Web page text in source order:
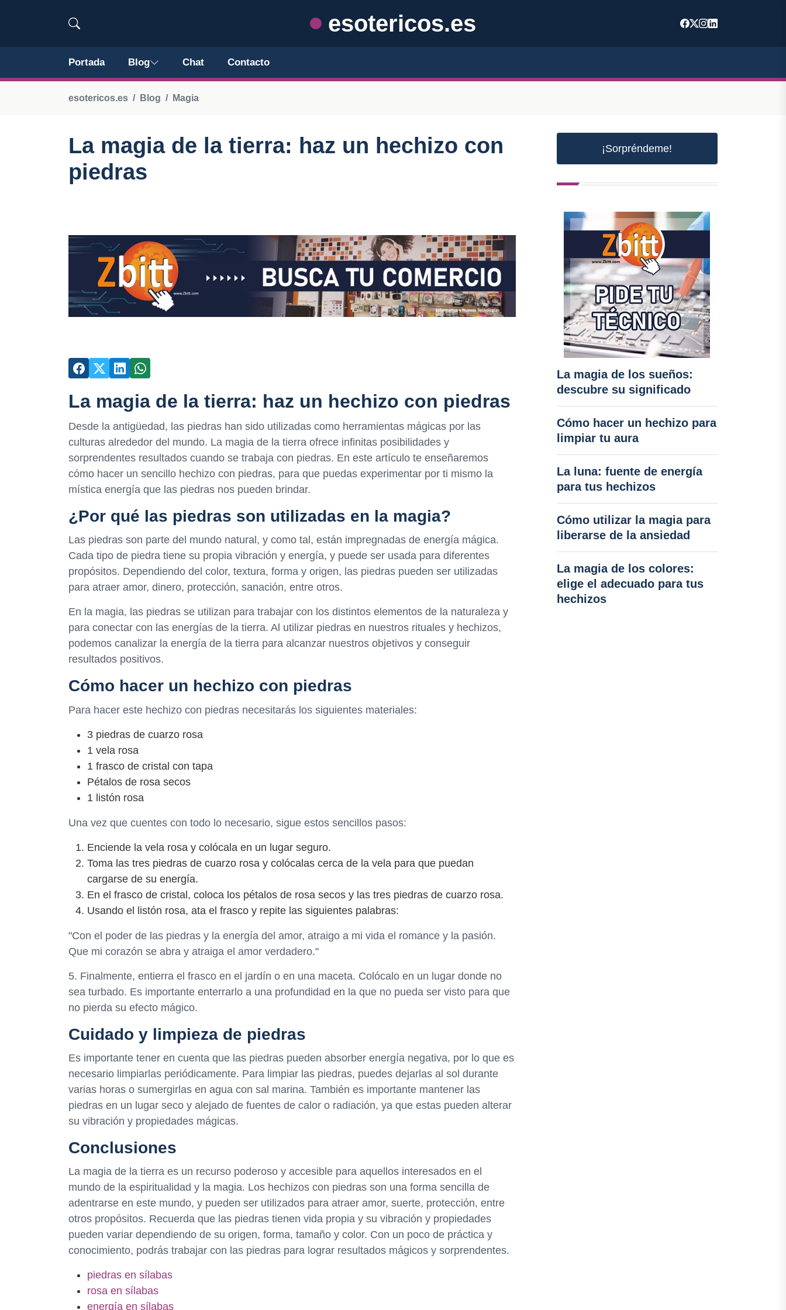
esotericos.es
Portada Blog Chat Contacto
esotericos.es Blog Magia
La magia de la tierra: haz un hechizo con
piedras
La magia de la tierra: haz un hechizo con piedras
Desde la antigüedad, las piedras han sido utilizadas como herramientas mágicas por las
culturas alrededor del mundo. La magia de la tierra ofrece infinitas posibilidades y
sorprendentes resultados cuando se trabaja con piedras. En este artículo te enseñaremos
cómo hacer un sencillo hechizo con piedras, para que puedas experimentar por ti mismo la
mística energía que las piedras nos pueden brindar.
¿Por qué las piedras son utilizadas en la magia?
Las piedras son parte del mundo natural, y como tal, están impregnadas de energía mágica.
Cada tipo de piedra tiene su propia vibración y energía, y puede ser usada para diferentes
propósitos. Dependiendo del color, textura, forma y origen, las piedras pueden ser utilizadas
para atraer amor, dinero, protección, sanación, entre otros.
En la magia, las piedras se utilizan para trabajar con los distintos elementos de la naturaleza y
para conectar con las energías de la tierra. Al utilizar piedras en nuestros rituales y hechizos,
podemos canalizar la energía de la tierra para alcanzar nuestros objetivos y conseguir
resultados positivos.
Cómo hacer un hechizo con piedras
Para hacer este hechizo con piedras necesitarás los siguientes materiales:
3 piedras de cuarzo rosa
1 vela rosa
1 frasco de cristal con tapa
Pétalos de rosa secos
1 listón rosa
Una vez que cuentes con todo lo necesario, sigue estos sencillos pasos:
Enciende la vela rosa y colócala en un lugar seguro.
Toma las tres piedras de cuarzo rosa y colócalas cerca de la vela para que puedan
cargarse de su energía.
En el frasco de cristal, coloca los pétalos de rosa secos y las tres piedras de cuarzo rosa.
Usando el listón rosa, ata el frasco y repite las siguientes palabras:
"Con el poder de las piedras y la energía del amor, atraigo a mi vida el romance y la pasión.
Que mi corazón se abra y atraiga el amor verdadero."
5. Finalmente, entierra el frasco en el jardín o en una maceta. Colócalo en un lugar donde no
sea turbado. Es importante enterrarlo a una profundidad en la que no pueda ser visto para que
no pierda su efecto mágico.
Cuidado y limpieza de piedras
Es importante tener en cuenta que las piedras pueden absorber energía negativa, por lo que es
necesario limpiarlas periódicamente. Para limpiar las piedras, puedes dejarlas al sol durante
varias horas o sumergirlas en agua con sal marina. También es importante mantener las
piedras en un lugar seco y alejado de fuentes de calor o radiación, ya que estas pueden alterar
su vibración y propiedades mágicas.
Conclusiones
La magia de la tierra es un recurso poderoso y accesible para aquellos interesados en el
mundo de la espiritualidad y la magia. Los hechizos con piedras son una forma sencilla de
adentrarse en este mundo, y pueden ser utilizados para atraer amor, suerte, protección, entre
otros propósitos. Recuerda que las piedras tienen vida propia y su vibración y propiedades
pueden variar dependiendo de su origen, forma, tamaño y color. Con un poco de práctica y
conocimiento, podrás trabajar con las piedras para lograr resultados mágicos y sorprendentes.
piedras en sílabas
rosa en sílabas
energía en sílabas
¡Sorpréndeme!
La magia de los sueños:
descubre su significado
Cómo hacer un hechizo para
limpiar tu aura
La luna: fuente de energía
para tus hechizos
Cómo utilizar la magia para
liberarse de la ansiedad
La magia de los colores:
elige el adecuado para tus
hechizos